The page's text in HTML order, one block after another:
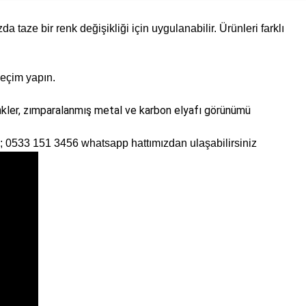
taze bir renk değişikliği için uygulanabilir. Ürünleri farklı
yapın.
zımparalanmış metal ve karbon elyafı görünümü
151 3456 whatsapp hattımızdan ulaşabilirsiniz